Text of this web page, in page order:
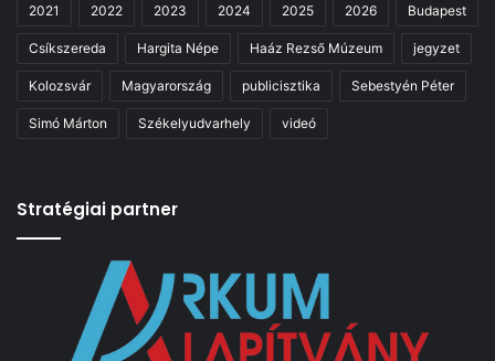
2021 2022 2023 2024 2025 2026 Budapest
Csíkszereda Hargita Népe Haáz Rezső Múzeum jegyzet
Kolozsvár Magyarország publicisztika Sebestyén Péter
Simó Márton Székelyudvarhely videó
Stratégiai partner